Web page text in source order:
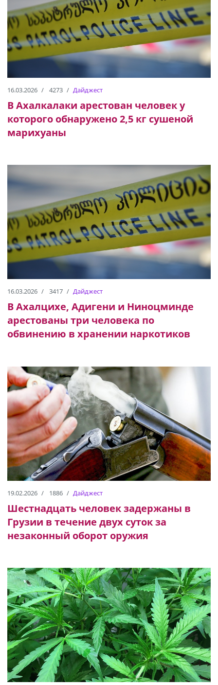
16.03.2026 4273 Дайджест
В Ахалкалаки арестован человек у
которого обнаружено 2,5 кг сушеной
марихуаны
16.03.2026 3417 Дайджест
В Ахалцихе, Адигени и Ниноцминде
арестованы три человека по
обвинению в хранении наркотиков
19.02.2026 1886 Дайджест
Шестнадцать человек задержаны в
Грузии в течение двух суток за
незаконный оборот оружия